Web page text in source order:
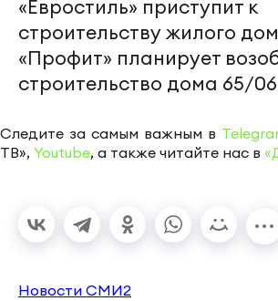
«Евростиль» приступит к
строительству жилого
«Профит» планирует
строительство дома 65/
Следите за самым важным в
ТВ», Youtube, а также читайте нас в
Новости СМИ2